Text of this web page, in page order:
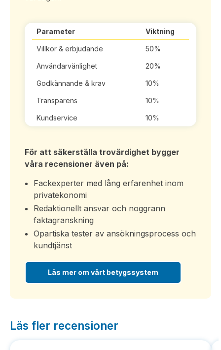
Parameter Viktning
Villkor & erbjudande 50%
Användarvänlighet 20%
Godkännande & krav 10%
Transparens 10%
Kundservice 10%
För att säkerställa trovärdighet bygger
våra recensioner även på:
Fackexperter med lång erfarenhet inom
privatekonomi
Redaktionellt ansvar och noggrann
faktagranskning
Opartiska tester av ansökningsprocess och
kundtjänst
Läs mer om vårt betygssystem
Läs fler recensioner